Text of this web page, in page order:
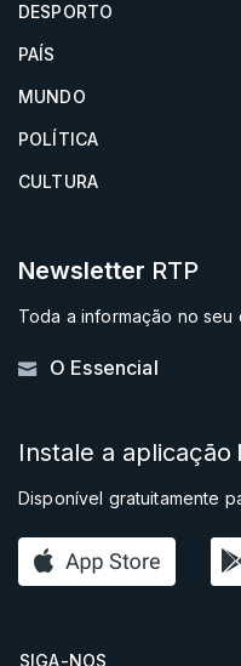
DESPORTO
PAÍS
MUNDO
POLÍTICA
CULTURA
Newsletter RTP
Toda a informação no seu
O Essencial
Instale a aplicação
Disponível gratuitamente
SIGA-NOS